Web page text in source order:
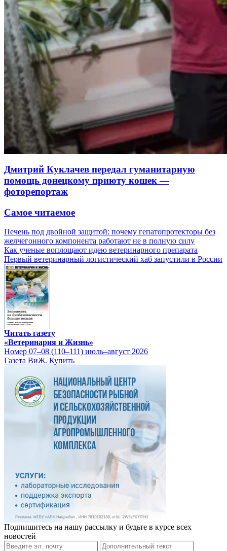
Дмитрий Куклачев передал гуманитарную
помощь донецкому приюту кошек —
фоторепортаж
Самое читаемое
Печень под двойной защитой: почему гепатопротекторы без
желчегонного компонента работают не в полную силу
Как ученые воплощают идею ветеринарного препарата
Первый ветеринарный логистический хаб запустили в России
Читать газету
«Ветеринария и Жизнь»
Номер 07–08 (110–111) июль–август 2026
Газета ВиЖ. Купить
Подпишитесь на нашу рассылку и будьте в курсе всех
новостей